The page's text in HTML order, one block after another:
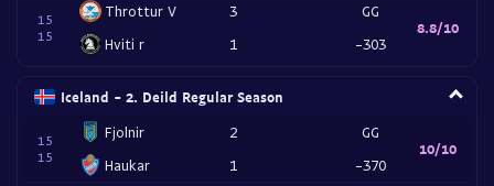
15
15
Throttur V
Hviti r
3
1
GG
-303
8.8/10
Iceland - 2. Deild Regular Season
15
15
Fjolnir
Haukar
2
1
GG
-370
10/10